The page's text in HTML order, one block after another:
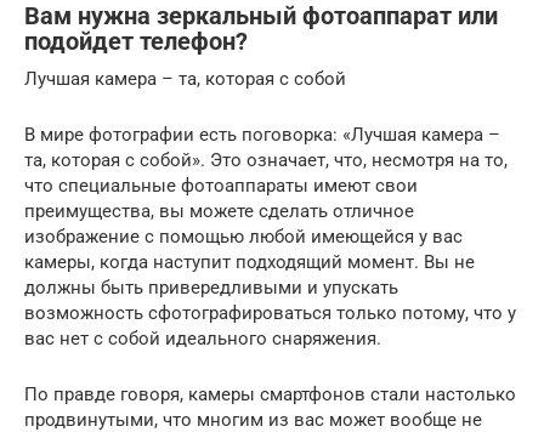
Вам нужна зеркальный фотоаппарат или
подойдет телефон?
Лучшая камера – та, которая с собой
В мире фотографии есть поговорка: «Лучшая камера –
та, которая с собой». Это означает, что, несмотря на то,
что специальные фотоаппараты имеют свои
преимущества, вы можете сделать отличное
изображение с помощью любой имеющейся у вас
камеры, когда наступит подходящий момент. Вы не
должны быть привередливыми и упускать
возможность сфотографироваться только потому, что у
вас нет с собой идеального снаряжения.
По правде говоря, камеры смартфонов стали настолько
продвинутыми, что многим из вас может вообще не